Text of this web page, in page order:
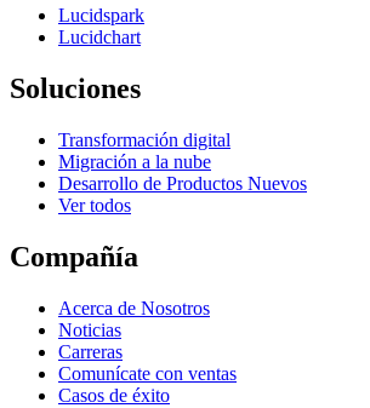
Lucidspark
Lucidchart
Soluciones
Transformación digital
Migración a la nube
Desarrollo de Productos Nuevos
Ver todos
Compañía
Acerca de Nosotros
Noticias
Carreras
Comunícate con ventas
Casos de éxito